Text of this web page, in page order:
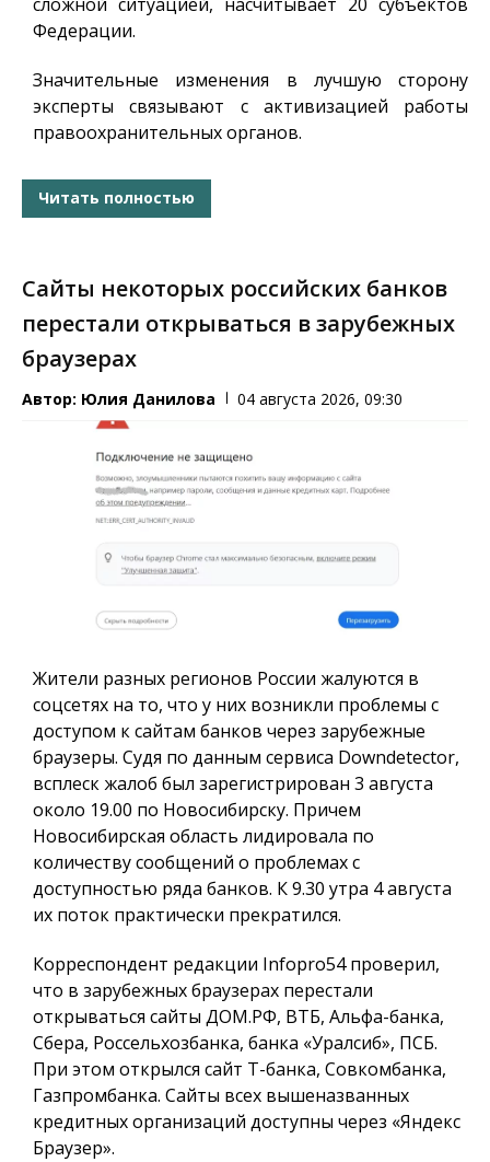
Федерации.
Значительные изменения в лучшую сторону
эксперты связывают с активизацией работы
правоохранительных органов.
Читать полностью
Сайты некоторых российских банков
перестали открываться в зарубежных
браузерах
Автор: Юлия Данилова 04 августа 2026, 09:30
Жители разных регионов России жалуются в
соцсетях на то, что у них возникли проблемы с
доступом к сайтам банков через зарубежные
браузеры. Судя по данным сервиса Downdetector,
всплеск жалоб был зарегистрирован 3 августа
около 19.00 по Новосибирску. Причем
Новосибирская область лидировала по
количеству сообщений о проблемах с
доступностью ряда банков. К 9.30 утра 4 августа
их поток практически прекратился.
Корреспондент редакции Infopro54 проверил,
что в зарубежных браузерах перестали
открываться сайты ДОМ.РФ, ВТБ, Альфа-банка,
Сбера, Россельхозбанка, банка «Уралсиб», ПСБ.
При этом открылся сайт Т-банка, Совкомбанка,
Газпромбанка. Сайты всех вышеназванных
кредитных организаций доступны через «Яндекс
Браузер».